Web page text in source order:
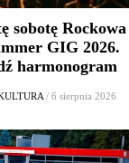
sobotę Rockowa
GIG 2026.
harmonogram
/ 6 sierpnia 2026